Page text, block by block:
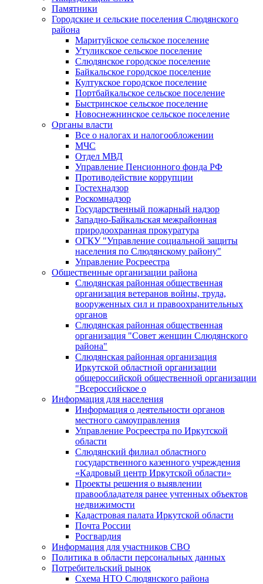
Памятники
Городские и сельские поселения Слюдянского
района
Маритуйское сельское поселение
Утуликское сельское поселение
Слюдянское городское поселение
Байкальское городское поселение
Култукское городское поселение
Портбайкальское сельское поселение
Быстринское сельское поселение
Новоснежнинское сельское поселение
Органы власти
Все о налогах и налогообложении
МЧС
Отдел МВД
Управление Пенсионного фонда РФ
Противодействие коррупции
Гостехнадзор
Роскомнадзор
Государственный пожарный надзор
Западно-Байкальская межрайонная
природоохранная прокуратура
ОГКУ "Управление социальной защиты
населения по Слюдянскому району"
Управление Росреестра
Общественные организации района
Слюдянская районная общественная
организация ветеранов войны, труда,
вооруженных сил и правоохранительных
органов
Слюдянская районная общественная
организация "Совет женщин Слюдянского
района"
Слюдянская районная организация
Иркутской областной организации
общероссийской общественной организации
"Всероссийское о
Информация для населения
Информация о деятельности органов
местного самоуправления
Управление Росреестра по Иркутской
области
Слюдянский филиал областного
государственного казенного учреждения
«Кадровый центр Иркутской области»
Проекты решения о выявлении
правообладателя ранее учтенных объектов
недвижимости
Кадастровая палата Иркутской области
Почта России
Росгвардия
Информация для участников СВО
Политика в области персональных данных
Потребительский рынок
Схема НТО Слюдянского района